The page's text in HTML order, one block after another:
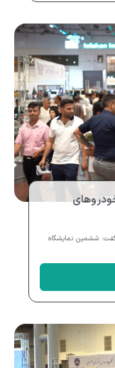
گفت: ششمین نمایشگاه